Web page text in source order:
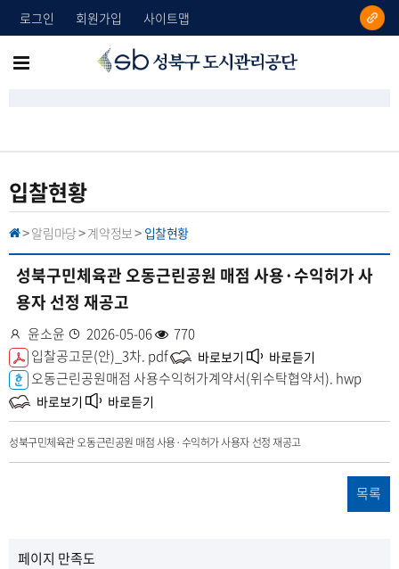
로그인 회원가입 사이트맵
리
공
메
보
기
입찰현황
H
M
> 알림마당>계약정보 > 입찰현황
성북구민체육관 오동근린공원 매점 사용·수익허가 사
용자 선정 재공고
작
성
자
윤소윤 등
록
일
2026-05-06조
회
수
770
첨
부
파
일
입찰공고문(안)_3차. pdf 바로보기 바로듣기
오동근린공원매점 사용수익허가계약서(위수탁협약서). hwp
바로보기 바로듣기
성북구민체육관 오동근린공원 매점 사용·수익허가 사용자 선정 재공고
목록
페이지 만족도